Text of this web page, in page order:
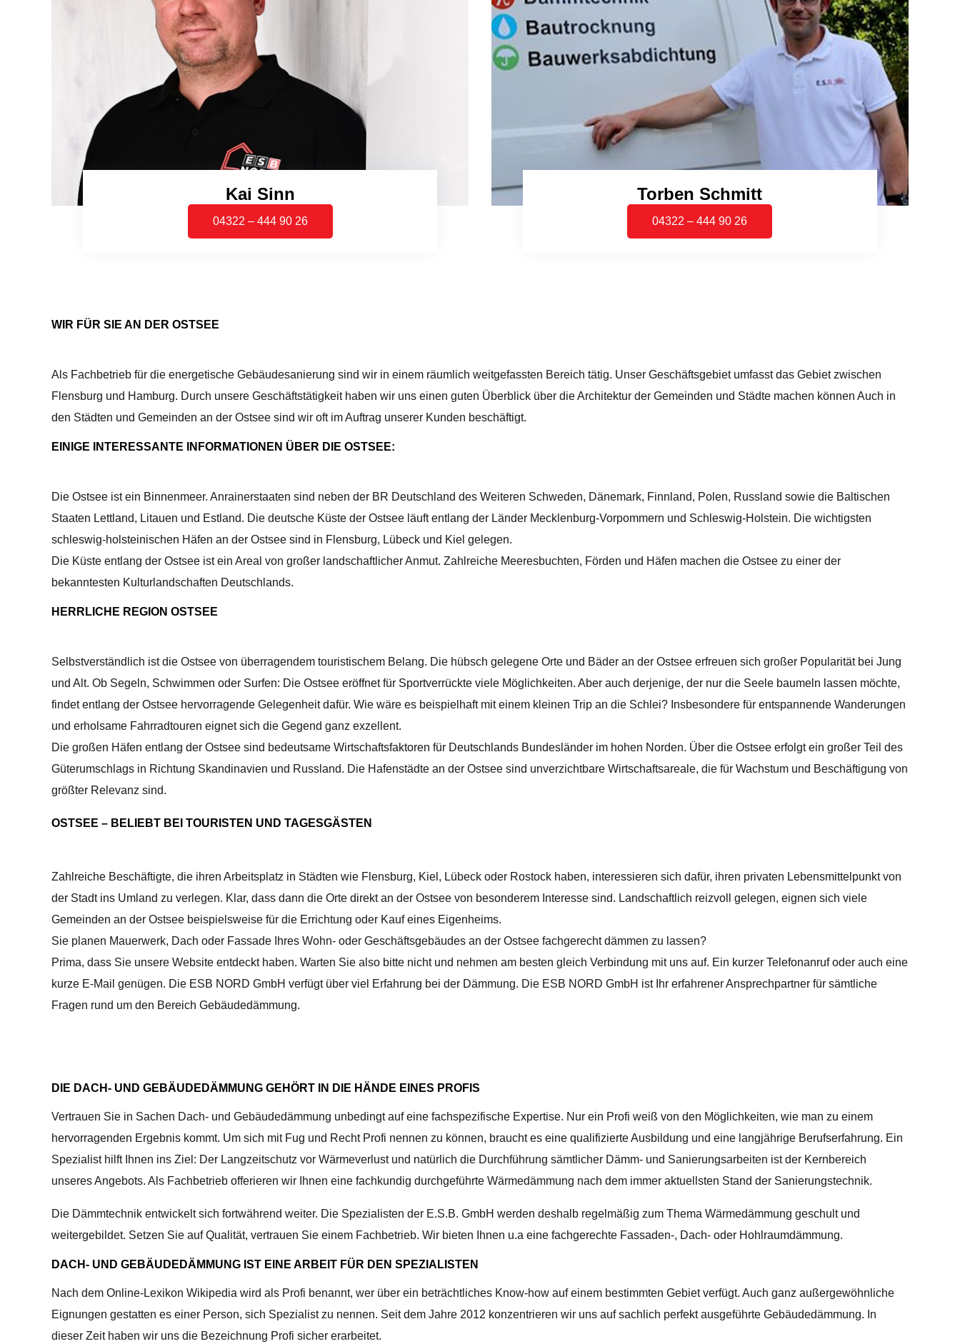
Kai Sinn
04322 – 444 90 26
Torben Schmitt
04322 – 444 90 26
WIR FÜR SIE AN DER OSTSEE
Als Fachbetrieb für die energetische Gebäudesanierung sind wir in einem räumlich weitgefassten Bereich tätig. Unser Geschäftsgebiet umfasst das Gebiet zwischen
Flensburg und Hamburg. Durch unsere Geschäftstätigkeit haben wir uns einen guten Überblick über die Architektur der Gemeinden und Städte machen können Auch in
den Städten und Gemeinden an der Ostsee sind wir oft im Auftrag unserer Kunden beschäftigt.
EINIGE INTERESSANTE INFORMATIONEN ÜBER DIE OSTSEE:
Die Ostsee ist ein Binnenmeer. Anrainerstaaten sind neben der BR Deutschland des Weiteren Schweden, Dänemark, Finnland, Polen, Russland sowie die Baltischen
Staaten Lettland, Litauen und Estland. Die deutsche Küste der Ostsee läuft entlang der Länder Mecklenburg-Vorpommern und Schleswig-Holstein. Die wichtigsten
schleswig-holsteinischen Häfen an der Ostsee sind in Flensburg, Lübeck und Kiel gelegen.
Die Küste entlang der Ostsee ist ein Areal von großer landschaftlicher Anmut. Zahlreiche Meeresbuchten, Förden und Häfen machen die Ostsee zu einer der
bekanntesten Kulturlandschaften Deutschlands.
HERRLICHE REGION OSTSEE
Selbstverständlich ist die Ostsee von überragendem touristischem Belang. Die hübsch gelegene Orte und Bäder an der Ostsee erfreuen sich großer Popularität bei Jung
und Alt. Ob Segeln, Schwimmen oder Surfen: Die Ostsee eröffnet für Sportverrückte viele Möglichkeiten. Aber auch derjenige, der nur die Seele baumeln lassen möchte,
findet entlang der Ostsee hervorragende Gelegenheit dafür. Wie wäre es beispielhaft mit einem kleinen Trip an die Schlei? Insbesondere für entspannende Wanderungen
und erholsame Fahrradtouren eignet sich die Gegend ganz exzellent.
Die großen Häfen entlang der Ostsee sind bedeutsame Wirtschaftsfaktoren für Deutschlands Bundesländer im hohen Norden. Über die Ostsee erfolgt ein großer Teil des
Güterumschlags in Richtung Skandinavien und Russland. Die Hafenstädte an der Ostsee sind unverzichtbare Wirtschaftsareale, die für Wachstum und Beschäftigung von
größter Relevanz sind.
OSTSEE – BELIEBT BEI TOURISTEN UND TAGESGÄSTEN
Zahlreiche Beschäftigte, die ihren Arbeitsplatz in Städten wie Flensburg, Kiel, Lübeck oder Rostock haben, interessieren sich dafür, ihren privaten Lebensmittelpunkt von
der Stadt ins Umland zu verlegen. Klar, dass dann die Orte direkt an der Ostsee von besonderem Interesse sind. Landschaftlich reizvoll gelegen, eignen sich viele
Gemeinden an der Ostsee beispielsweise für die Errichtung oder Kauf eines Eigenheims.
Sie planen Mauerwerk, Dach oder Fassade Ihres Wohn- oder Geschäftsgebäudes an der Ostsee fachgerecht dämmen zu lassen?
Prima, dass Sie unsere Website entdeckt haben. Warten Sie also bitte nicht und nehmen am besten gleich Verbindung mit uns auf. Ein kurzer Telefonanruf oder auch eine
kurze E-Mail genügen. Die ESB NORD GmbH verfügt über viel Erfahrung bei der Dämmung. Die ESB NORD GmbH ist Ihr erfahrener Ansprechpartner für sämtliche
Fragen rund um den Bereich Gebäudedämmung.
DIE DACH- UND GEBÄUDEDÄMMUNG GEHÖRT IN DIE HÄNDE EINES PROFIS
Vertrauen Sie in Sachen Dach- und Gebäudedämmung unbedingt auf eine fachspezifische Expertise. Nur ein Profi weiß von den Möglichkeiten, wie man zu einem
hervorragenden Ergebnis kommt. Um sich mit Fug und Recht Profi nennen zu können, braucht es eine qualifizierte Ausbildung und eine langjährige Berufserfahrung. Ein
Spezialist hilft Ihnen ins Ziel: Der Langzeitschutz vor Wärmeverlust und natürlich die Durchführung sämtlicher Dämm- und Sanierungsarbeiten ist der Kernbereich
unseres Angebots. Als Fachbetrieb offerieren wir Ihnen eine fachkundig durchgeführte Wärmedämmung nach dem immer aktuellsten Stand der Sanierungstechnik.
Die Dämmtechnik entwickelt sich fortwährend weiter. Die Spezialisten der E.S.B. GmbH werden deshalb regelmäßig zum Thema Wärmedämmung geschult und
weitergebildet. Setzen Sie auf Qualität, vertrauen Sie einem Fachbetrieb. Wir bieten Ihnen u.a eine fachgerechte Fassaden-, Dach- oder Hohlraumdämmung.
DACH- UND GEBÄUDEDÄMMUNG IST EINE ARBEIT FÜR DEN SPEZIALISTEN
Nach dem Online-Lexikon Wikipedia wird als Profi benannt, wer über ein beträchtliches Know-how auf einem bestimmten Gebiet verfügt. Auch ganz außergewöhnliche
Eignungen gestatten es einer Person, sich Spezialist zu nennen. Seit dem Jahre 2012 konzentrieren wir uns auf sachlich perfekt ausgeführte Gebäudedämmung. In
dieser Zeit haben wir uns die Bezeichnung Profi sicher erarbeitet.